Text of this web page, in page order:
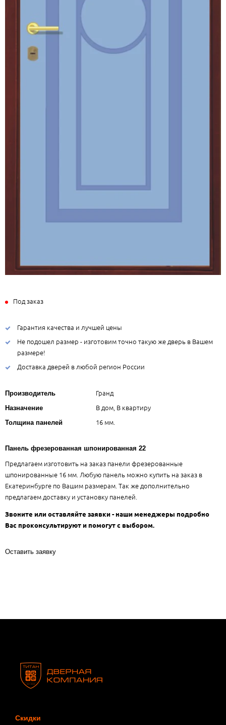
Под заказ
Гарантия качества и лучшей цены
Не подошел размер - изготовим точно такую же дверь в Вашем
размере!
Доставка дверей в любой регион России
Производитель Гранд
Назначение В дом, В квартиру
Толщина панелей 16 мм.
Панель фрезерованная шпонированная 22
Предлагаем изготовить на заказ панели фрезерованные
шпонированные 16 мм. Любую панель можно купить на заказ в
Екатеринбурге по Вашим размерам. Так же дополнительно
предлагаем доставку и установку панелей.
Звоните или оставляйте заявки - наши менеджеры подробно
Вас проконсультируют и помогут с выбором.
Оставить заявку
Скидки